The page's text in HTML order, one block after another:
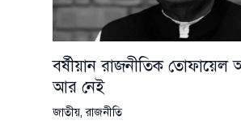
বর্ষীয়ান রাজনীতিক
আর নেই
জাতীয়,রাজনীতি